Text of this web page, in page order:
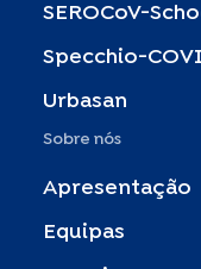
SEROCoV-
Specchio-
Urbasan
Sobre nós
Apresentação
Equipas